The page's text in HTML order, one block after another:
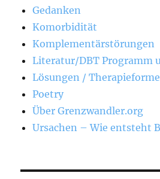
Gedanken
Komorbidität
Komplementärstörungen
Literatur/DBT Programm
Lösungen /
Poetry
Über Grenzwandler.org
Ursachen – Wie entsteht